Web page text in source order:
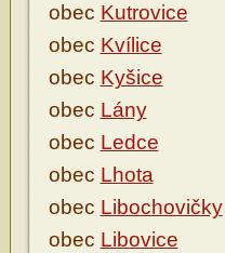
obec Kutrovice
obec Kvílice
obec Kyšice
obec Lány
obec Ledce
obec Lhota
obec Libochovičky
obec Libovice